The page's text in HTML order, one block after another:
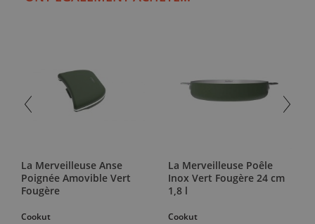
La Merveilleuse Anse
Poignée Amovible Vert
Fougère
Cookut
La Merveilleuse Poêle
Inox Vert Fougère 24 cm
1,8 l
Cookut